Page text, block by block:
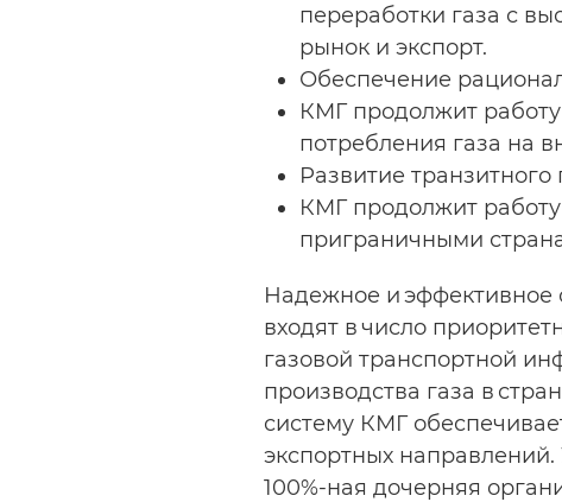
переработки газа с
рынок и экспорт.
Обеспечение
КМГ продолжит
потребления газа на
Развитие транзитного
КМГ продолжит
приграничными
Надежное и эффективное
входят в число
газовой транспортной
производства газа в
систему КМГ
экспортных
100%-ная дочерняя